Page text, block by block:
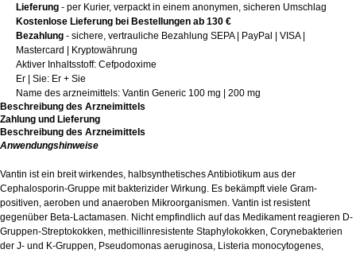
Lieferung - per Kurier, verpackt in einem anonymen, sicheren Umschlag
Kostenlose Lieferung bei Bestellungen ab 130 €
Bezahlung - sichere, vertrauliche Bezahlung SEPA | PayPal | VISA |
Mastercard | Kryptowährung
Aktiver Inhaltsstoff: Cefpodoxime
Er | Sie: Er + Sie
Name des arzneimittels: Vantin Generic 100 mg | 200 mg
Beschreibung des Arzneimittels
Zahlung und Lieferung
Beschreibung des Arzneimittels
Anwendungshinweise
Vantin ist ein breit wirkendes, halbsynthetisches Antibiotikum aus der
Cephalosporin-Gruppe mit bakterizider Wirkung. Es bekämpft viele Gram-
positiven, aeroben und anaeroben Mikroorganismen. Vantin ist resistent
gegenüber Beta-Lactamasen. Nicht empfindlich auf das Medikament reagieren D-
Gruppen-Streptokokken, methicillinresistente Staphylokokken, Corynebakterien
der J- und K-Gruppen, Pseudomonas aeruginosa, Listeria monocytogenes,